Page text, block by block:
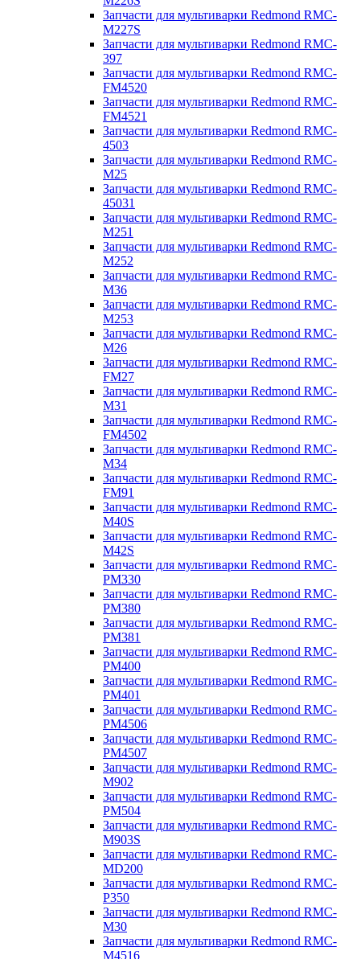
Запчасти для мультиварки Redmond RMC-
M227S
Запчасти для мультиварки Redmond RMC-
397
Запчасти для мультиварки Redmond RMC-
FM4520
Запчасти для мультиварки Redmond RMC-
FM4521
Запчасти для мультиварки Redmond RMC-
4503
Запчасти для мультиварки Redmond RMC-
M25
Запчасти для мультиварки Redmond RMC-
45031
Запчасти для мультиварки Redmond RMC-
M251
Запчасти для мультиварки Redmond RMC-
M252
Запчасти для мультиварки Redmond RMC-
M36
Запчасти для мультиварки Redmond RMC-
M253
Запчасти для мультиварки Redmond RMC-
M26
Запчасти для мультиварки Redmond RMC-
FM27
Запчасти для мультиварки Redmond RMC-
M31
Запчасти для мультиварки Redmond RMC-
FM4502
Запчасти для мультиварки Redmond RMC-
M34
Запчасти для мультиварки Redmond RMC-
FM91
Запчасти для мультиварки Redmond RMC-
M40S
Запчасти для мультиварки Redmond RMC-
M42S
Запчасти для мультиварки Redmond RMC-
PM330
Запчасти для мультиварки Redmond RMC-
PM380
Запчасти для мультиварки Redmond RMC-
PM381
Запчасти для мультиварки Redmond RMC-
PM400
Запчасти для мультиварки Redmond RMC-
PM401
Запчасти для мультиварки Redmond RMC-
PM4506
Запчасти для мультиварки Redmond RMC-
PM4507
Запчасти для мультиварки Redmond RMC-
M902
Запчасти для мультиварки Redmond RMC-
PM504
Запчасти для мультиварки Redmond RMC-
M903S
Запчасти для мультиварки Redmond RMC-
MD200
Запчасти для мультиварки Redmond RMC-
P350
Запчасти для мультиварки Redmond RMC-
M30
Запчасти для мультиварки Redmond RMC-
M4516